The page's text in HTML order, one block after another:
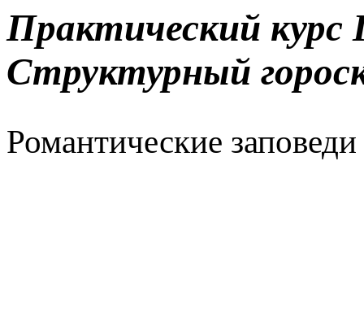
Практический курс
Структурный
Романтические заповеди